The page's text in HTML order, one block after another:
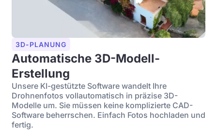
3D-PLANUNG
Automatische 3D-Modell-
Erstellung
Unsere KI-gestützte Software wandelt Ihre
Drohnenfotos vollautomatisch in präzise 3D-
Modelle um. Sie müssen keine komplizierte CAD-
Software beherrschen. Einfach Fotos hochladen und
fertig.